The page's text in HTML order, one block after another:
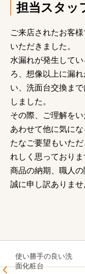
担当スタッ
ご来店されたお客
いただきました。
水漏れが発生して
ろ、想像以上に漏
い、洗面台交換ま
しました。
その際、ご理解を
あわせて他に気に
たなご要望もいた
れしく思っておりま
商品の納期、職人
誠に申し訳ありませ
使い勝手の良い洗
面化粧台